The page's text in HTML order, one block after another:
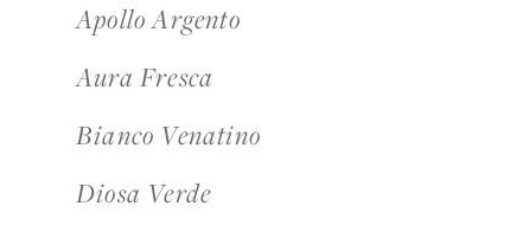
Apollo Argento
Aura Fresca
Bianco Venatino
Diosa Verde